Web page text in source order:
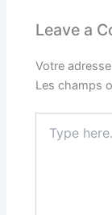
Leave a
Votre
Les champs
here..